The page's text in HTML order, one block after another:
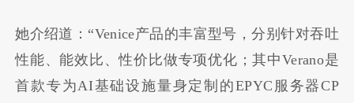
她介绍道：“Venice产品的丰富型号，分别针对吞吐
性能、能效比、性价比做专项优化；其中Verano是
首款专为AI基础设施量身定制的EPYC服务器CP